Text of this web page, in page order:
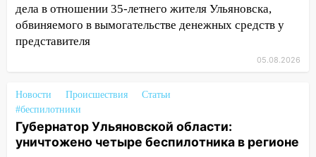
13:00 Водитель без прав врезался в
припаркованный автомобиль
12:18
Вспыхнул изнутри: в
Железнодорожном районе горела дача
11:33 В Засвияжье под колёса авто
дела в отношении 35-летнего жителя Ульяновска,
обвиняемого в вымогательстве денежных средств у
представителя
05.08.2026
Новости Происшествия
Статьи
#беспилотники
Губернатор Ульяновской области:
уничтожено четыре беспилотника в регионе